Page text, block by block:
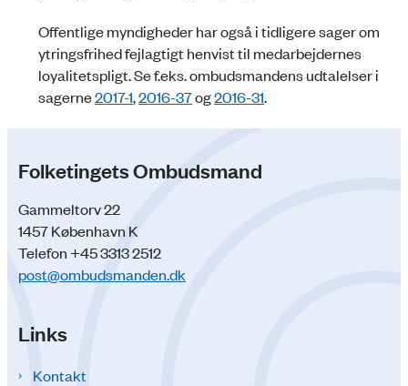
Offentlige myndigheder har også i tidligere sager om
ytringsfrihed fejlagtigt henvist til medarbejdernes
loyalitetspligt. Se f.eks. ombudsmandens udtalelser i
sagerne2017-1,2016-37og2016-31.
Folketingets Ombudsmand
Gammeltorv 22
1457 København K
Telefon +45 3313 2512
post@ombudsmanden.dk
Links
Kontakt